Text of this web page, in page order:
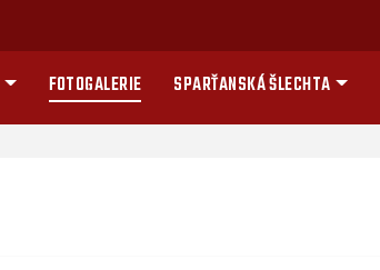
FOTOGALERIE SPARŤANSKÁ ŠLECHTA